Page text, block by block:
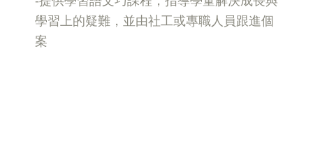
學習上的疑難，並由社工或專職人員跟進個
案